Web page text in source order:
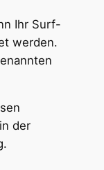
Ihr Surf-
werden.
der